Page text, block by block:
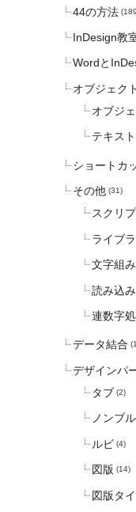
44の方法
InDesign教
Wordと
オブジェクト
オブジ
テキス
ショートカ
その他 (31)
スクリ
ライブ
文字組
読み込
連数字
データ結合
デザインパ
タブ (2)
ノンブル
ルビ (4)
図版 (14)
図版タ